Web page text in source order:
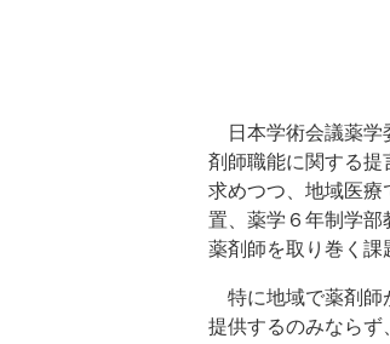
日本学術会議薬学
剤師職能に関する提
求めつつ、地域医療
置、薬学６年制学部
薬剤師を取り巻く課
特に地域で薬剤師
提供するのみならず